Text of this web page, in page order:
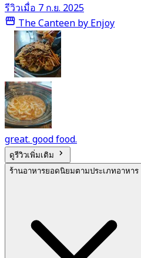
รีวิวเมื่อ 7 ก.ย. 2025
The Canteen by Enjoy
great. good food.
ดูรีวิวเพิ่มเติม
ร้านอาหารยอดนิยมตามประเภทอาหาร